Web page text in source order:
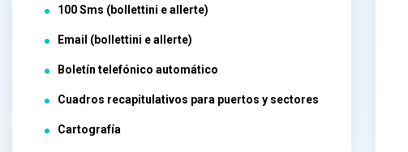
100 Sms (bollettini e allerte)
Email (bollettini e allerte)
Boletín telefónico automático
Cuadros recapitulativos para puertos y sectores
Cartografía